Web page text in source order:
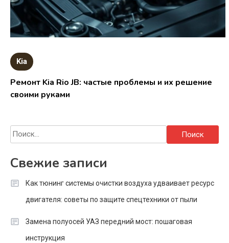
Kia
Ремонт Kia Rio JB: частые проблемы и их решение
своими руками
Найти:
Свежие записи
Как тюнинг системы очистки воздуха удваивает ресурс
двигателя: советы по защите спецтехники от пыли
Замена полуосей УАЗ передний мост: пошаговая
инструкция